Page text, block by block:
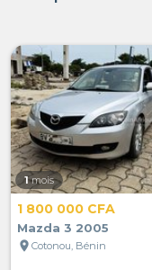
1 mois
1 800 000 CFA
Mazda 3 2005
location_on Cotonou, Bénin